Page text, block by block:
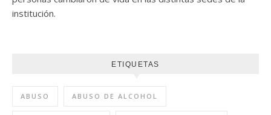
institución.
ETIQUETAS
ABUSO ABUSO DE ALCOHOL